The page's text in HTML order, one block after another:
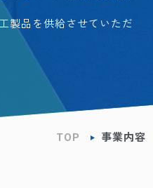
製品を供給させていただ
TOP 事業内容